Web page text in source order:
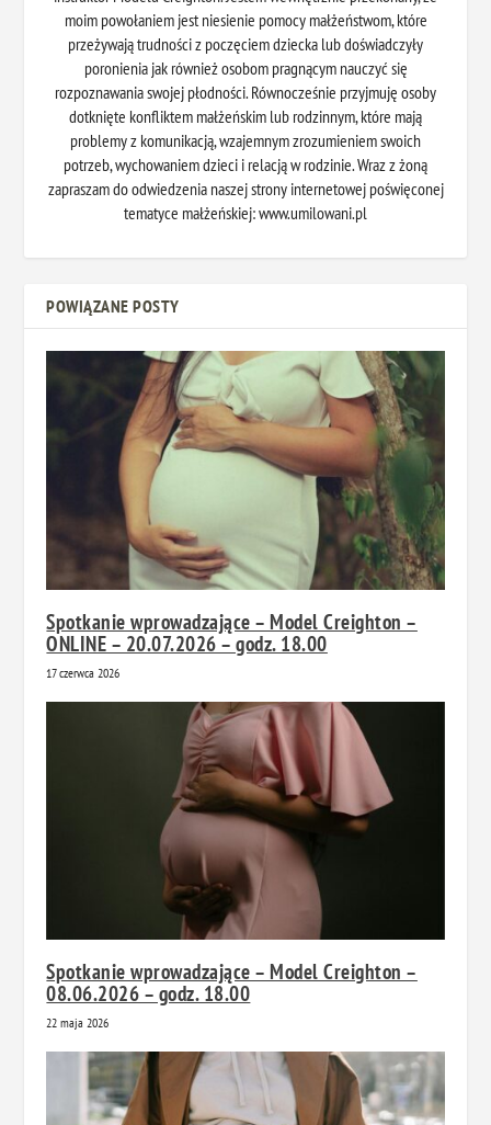
moim powołaniem jest niesienie pomocy małżeństwom, które
przeżywają trudności z poczęciem dziecka lub doświadczyły
poronienia jak również osobom pragnącym nauczyć się
rozpoznawania swojej płodności. Równocześnie przyjmuję osoby
dotknięte konfliktem małżeńskim lub rodzinnym, które mają
problemy z komunikacją, wzajemnym zrozumieniem swoich
potrzeb, wychowaniem dzieci i relacją w rodzinie. Wraz z żoną
zapraszam do odwiedzenia naszej strony internetowej poświęconej
tematyce małżeńskiej: www.umilowani.pl
POWIĄZANE POSTY
Spotkanie wprowadzające – Model Creighton –
ONLINE – 20.07.2026 – godz. 18.00
17 czerwca 2026
Spotkanie wprowadzające – Model Creighton –
08.06.2026 – godz. 18.00
22 maja 2026